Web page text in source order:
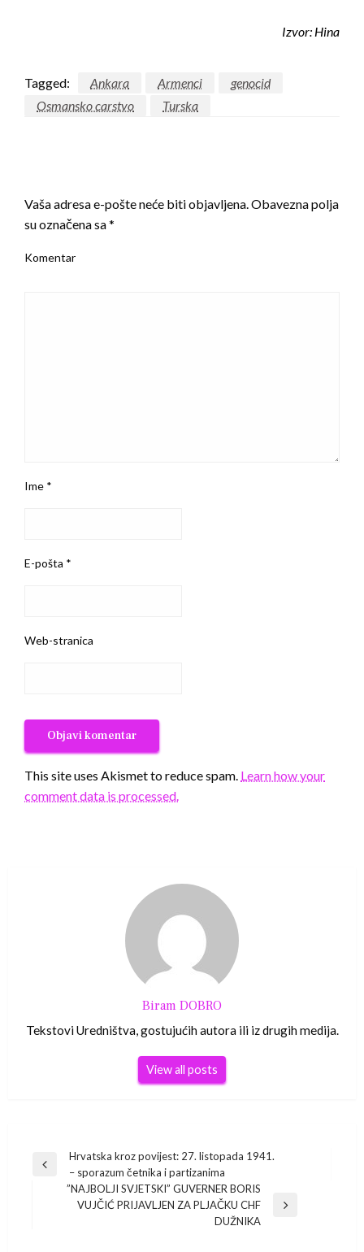
Izvor: Hina
Tagged: Ankara Armenci
genocid
Osmansko carstvo
Turska
Vaša adresa e-pošte neće biti objavljena.Obavezna polja
su označena sa*
Komentar
Ime *
E-pošta *
Web-stranica
This site uses Akismet to reduce spam. Learn how your
comment data is processed.
Biram DOBRO
Tekstovi Uredništva, gostujućih autora ili iz drugih medija.
View all posts
Navigacija
objava
Previous
Hrvatska kroz povijest: 27. listopada 1941.
– sporazum četnika i partizanima
”NAJBOLJI SVJETSKI” GUVERNER BORIS
VUJČIĆ PRIJAVLJEN ZA PLJAČKU CHF
DUŽNIKA